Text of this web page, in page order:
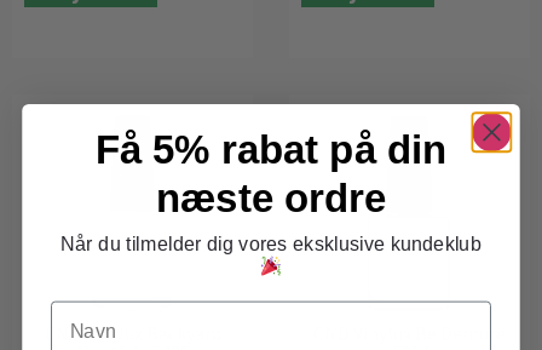
CND Vinylux Backyard
Få 5% rabat på din
næste ordre
Når du tilmelder dig vores eksklusive kundeklub
Navn